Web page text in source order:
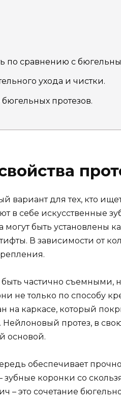
по сравнению с
ухода и чистки.
протезов.
вариант для тех, кто
в себе искусственные
быть установлены
В зависимости от
быть частично
не только по способу
на каркасе, который
протез, в
основой.
обеспечивает
зубные коронки со
– это сочетание